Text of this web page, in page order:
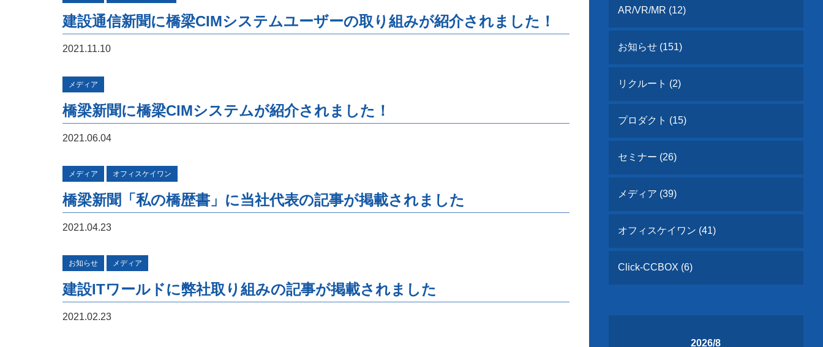
建設通信新聞に橋梁CIMシステムユーザーの取り組みが紹介されました！
2021.11.10
メディア
橋梁新聞に橋梁CIMシステムが紹介されました！
2021.06.04
メディア オフィスケイワン
橋梁新聞「私の橋歴書」に当社代表の記事が掲載されました
2021.04.23
お知らせ メディア
建設ITワールドに弊社取り組みの記事が掲載されました
2021.02.23
AR/VR/MR (12)
お知らせ (151)
リクルート (2)
プロダクト (15)
セミナー (26)
メディア (39)
オフィスケイワン (41)
Click-CCBOX (6)
2026/8